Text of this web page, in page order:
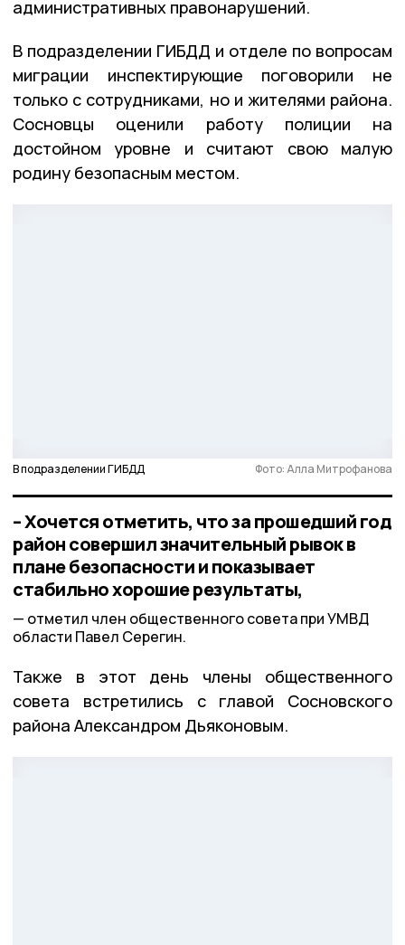
административных правонарушений.
В подразделении ГИБДД и отделе по вопросам
миграции инспектирующие поговорили не
только с сотрудниками, но и жителями района.
Сосновцы оценили работу полиции на
достойном уровне и считают свою малую
родину безопасным местом.
В подразделении ГИБДД Фото: Алла Митрофанова
– Хочется отметить, что за прошедший год
район совершил значительный рывок в
плане безопасности и показывает
стабильно хорошие результаты,
отметил член общественного совета при УМВД
области Павел Серегин.
Также в этот день члены общественного
совета встретились с главой Сосновского
района Александром Дьяконовым.